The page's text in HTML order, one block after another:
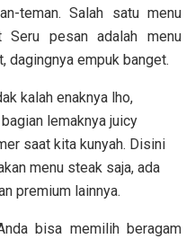
teman. Salah satu menu
Seru pesan adalah menu
dagingnya empuk banget.
kalah enaknya lho,
lemaknya juicy
saat kita kunyah. Disini
menu steak saja, ada
premium lainnya.
bisa memilih beragam